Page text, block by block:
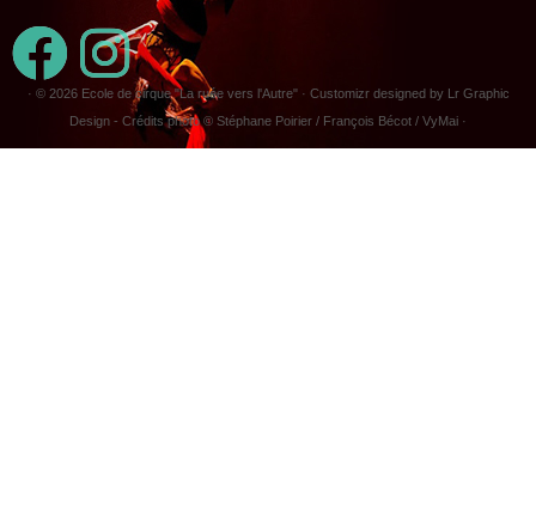
· © 2026 Ecole de cirque "La ruée vers l'Autre"· Customizr designed by Lr Graphic
Design - Crédits photo © Stéphane Poirier / François Bécot / VyMai ·